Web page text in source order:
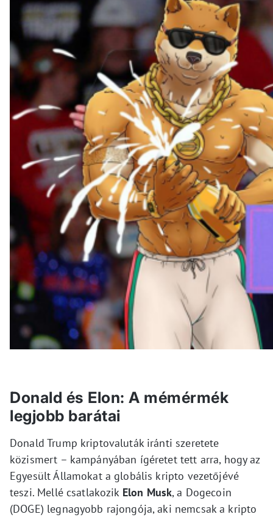
Donald és Elon: A mémérmék
legjobb barátai
Donald Trump kriptovaluták iránti szeretete
közismert – kampányában ígéretet tett arra, hogy az
Egyesült Államokat a globális kripto vezetőjévé
teszi. Mellé csatlakozik Elon Musk, a Dogecoin
(DOGE) legnagyobb rajongója, aki nemcsak a kripto